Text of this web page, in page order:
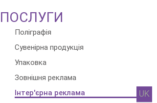
UK
ПОСЛУГИ
Поліграфія
Сувенірна продукція
Упаковка
Зовнішня реклама
Інтер'єрна реклама